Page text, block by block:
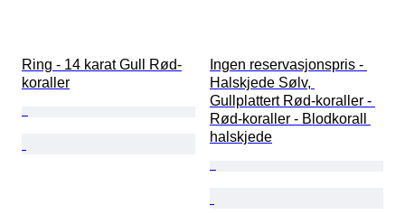
Ring - 14 karat Gull Rød-
koraller
Ingen reservasjonspris -
Halskjede Sølv,
Gullplattert Rød-koraller -
Rød-koraller - Blodkorall
halskjede